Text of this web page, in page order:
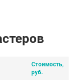
Стоимость,
руб.